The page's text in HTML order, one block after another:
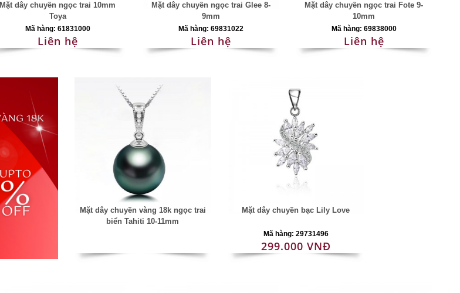
Mặt dây chuyền ngọc trai 10mm
Toya
Mã hàng: 61831000
Liên hệ
Mặt dây chuyền ngọc trai Glee 8-
9mm
Mã hàng: 69831022
Liên hệ
Mặt dây chuyền ngọc trai Fote 9-
10mm
Mã hàng: 69838000
Liên hệ
Mặt dây chuyền vàng 18k ngọc trai
biển Tahiti 10-11mm
Mặt dây chuyền bạc Lily Love
Mã hàng: 29731496
299.000 VNĐ